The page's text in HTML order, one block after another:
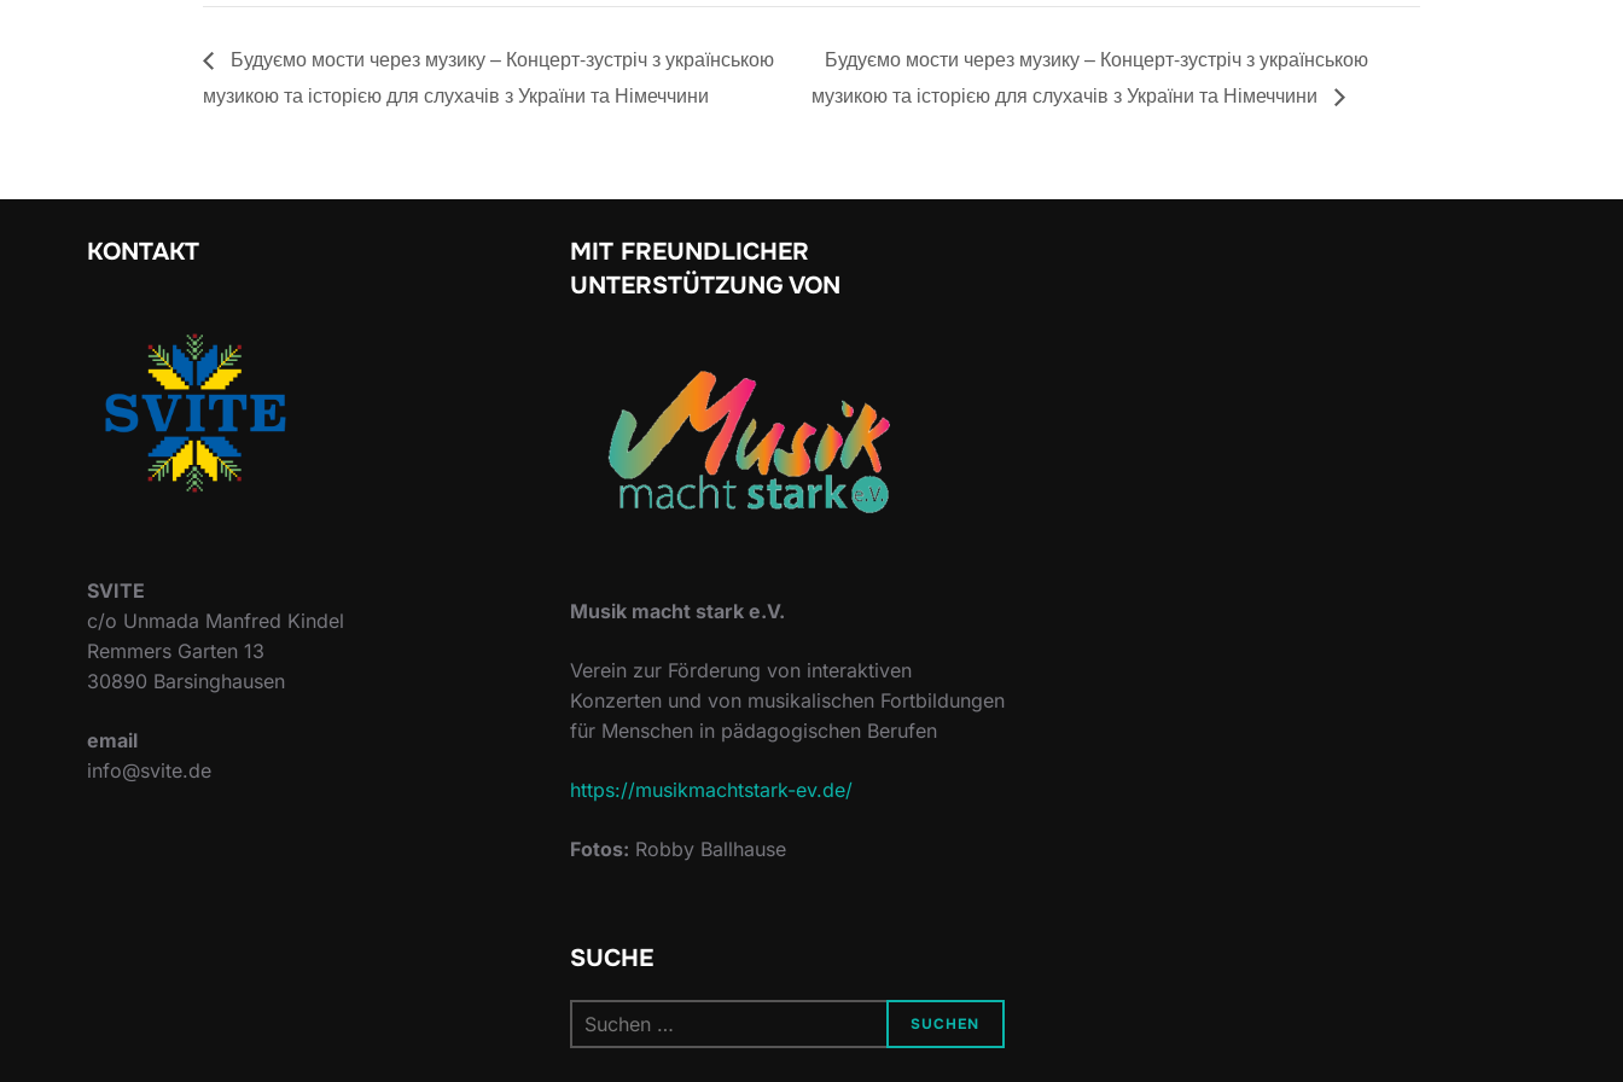
Будуємо мости через музику – Концерт-зустріч з українською
музикою та історією для слухачів з України та Німеччини
Будуємо мости через музику – Концерт-зустріч з українською
музикою та історією для слухачів з України та Німеччини
KONTAKT
SVITE
c/o Unmada Manfred Kindel
Remmers Garten 13
30890 Barsinghausen
email
info@svite.de
MIT FREUNDLICHER
UNTERSTÜTZUNG VON
Musik macht stark e.V.
Verein zur Förderung von interaktiven
Konzerten und von musikalischen Fortbildungen
für Menschen in pädagogischen Berufen
https://musikmachtstark-ev.de/
Fotos: Robby Ballhause
SUCHE
Suchen
nach:
SUCHEN